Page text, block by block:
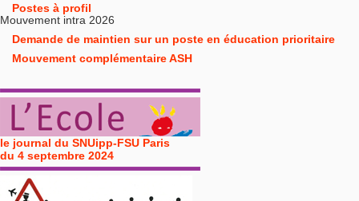
Postes à profil
Mouvement intra 2026
Demande de maintien sur un poste en éducation prioritaire
Mouvement complémentaire ASH
le journal du SNUipp-FSU Paris
du 4 septembre 2024